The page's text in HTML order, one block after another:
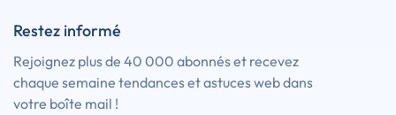
Restez informé
Rejoignez plus de 40 000 abonnés et recevez
chaque semaine tendances et astuces web dans
votre boîte mail !